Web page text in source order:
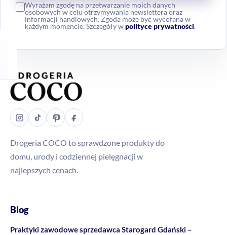
Wyrażam zgodę na przetwarzanie moich danych
osobowych w celu otrzymywania newslettera oraz
informacji handlowych. Zgoda może być wycofana w
każdym momencie. Szczegóły wpolityce prywatności.
Drogeria COCO to sprawdzone produkty do
domu, urody i codziennej pielęgnacji w
najlepszych cenach.
Blog
Praktyki zawodowe sprzedawca Starogard Gdański –